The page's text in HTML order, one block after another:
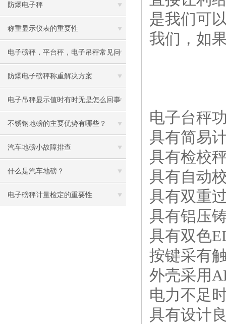
准
防爆电子秤
称重显示仪表的重要性
电子磅秤，平台秤，电子吊秤常见问
题及处理方案
防爆电子磅秤称重解决方案
电子吊秤显示值时有时无是怎么回事
呢
不锈钢地磅的主要优势有哪些？
汽车地磅小故障排查
什么是汽车地磅？
电子磅秤计量检定的重要性
是我们可
我们，如
电子台秤
具有简易
具有检校
具有自动
具有双重
具有铝压
具有双色
按键采有
外壳采用
电力不足
具有设计